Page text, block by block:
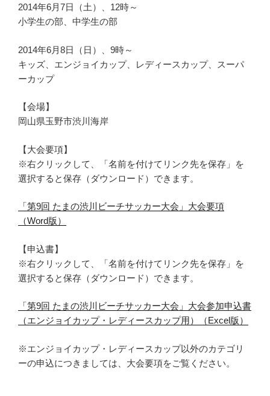
2014年6月7日（土）、12時～
小学生の部、中学生の部
2014年6月8日（日）、9時～
キッズ、エンジョイカップ、レディースカップ、スーパ
ーカップ
【会場】
岡山県玉野市渋川海岸
【大会要項】
※右クリックして、「名前を付けてリンク先を保存」を
選択すると保存（ダウンロード）できます。
「第9回 たまの渋川ビーチサッカー大会」大会要項
（Word版）
【申込書】
※右クリックして、「名前を付けてリンク先を保存」を
選択すると保存（ダウンロード）できます。
「第9回 たまの渋川ビーチサッカー大会」大会参加申込書
（エンジョイカップ・レディースカップ用）（Excel版）
※エンジョイカップ・レディースカップ以外のカテゴリ
ーの申込につきましては、大会要項をご覧ください。